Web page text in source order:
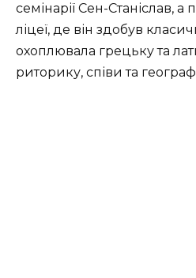
семінарії Сен-Станіслав, а
ліцеї, де він здобув
охоплювала грецьку та
риторику, співи та